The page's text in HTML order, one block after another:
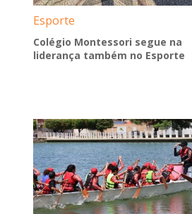
Esporte
Colégio Montessori segue na
liderança também no Esporte